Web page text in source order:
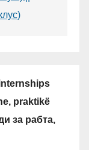
praktikë
за рабта,